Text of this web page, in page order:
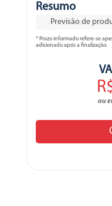
Resumo
Previsão de
* Prazo informado refere-se
adicionado após a finalização.
ou